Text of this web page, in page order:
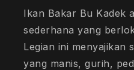
Ikan Bakar Bu Kadek
sederhana yang
Legian ini menyajikan
yang manis, gurih,